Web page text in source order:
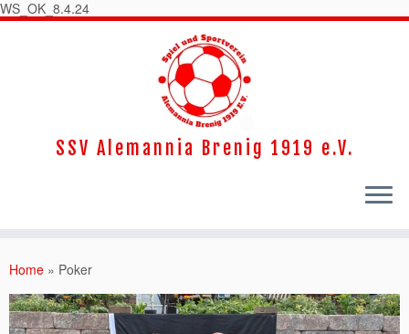
WS_OK_8.4.24
SSV Alemannia Brenig 1919 e.V.
Home » Poker